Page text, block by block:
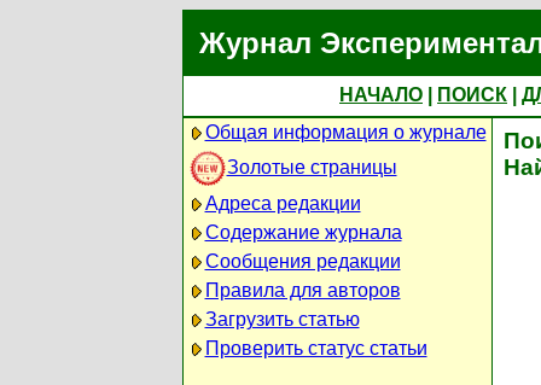
Журнал
НАЧАЛО ПОИСК
Общая информация о журнале
Золотые страницы
Адреса редакции
Содержание журнала
Сообщения редакции
Правила для авторов
Загрузить статью
Проверить статус статьи